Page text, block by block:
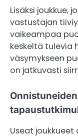
Lisäksi joukkue,
vastustajan
vaikeampaa
keskeltä tulevia
väsymykseen
on jatkuvasti
Useat